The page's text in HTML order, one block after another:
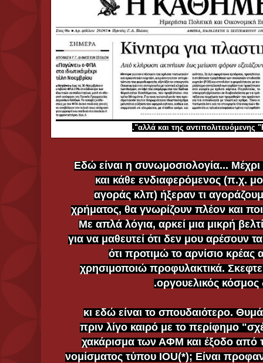
(β) Εδώ είναι η συνωμοσιολογία...
και κάθε ενδιαφερόμενος (π.χ.
αγοράς κλπ) ήξεραν τι
χρήματος, θα γνωρίζουν πλέον και
Με απλά λόγια, αρκεί μια μικρή
για να μαθευτεί ότι δεν μου αρέσουν
ότι προτιμώ το αρνίσιο κρέας
χρησιμοποιώ προφυλακτικά.
οργουελικός κόσμος
(γ) ...κι εδώ είναι το σπουδαιότερο.
πριν λίγο καιρό με το περίφημο
χακάρισμα των ΑΦΜ και έξοδο από
νομίσματος τύπου IOU(*); Είναι